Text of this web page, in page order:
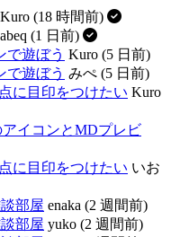
Kuro (18 時間前)
abeq (1 日前)
で遊ぼう Kuro (5 日前)
で遊ぼう みぺ (5 日前)
に目印をつけたい Kuro
アイコンとMDプレビ
に目印をつけたい いお
部屋 enaka (2 週間前)
部屋 yuko (2 週間前)